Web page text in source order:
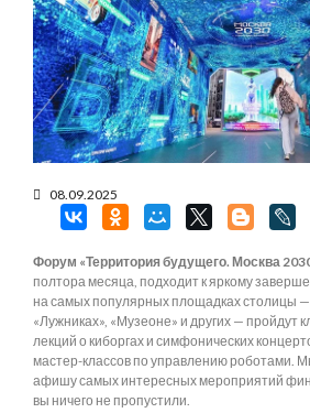
08.09.2025
Форум «Территория будущего. Москва
полтора месяца, подходит к яркому
на самых популярных площадках столицы —
«Лужниках», «Музеоне» и других — пройдут
лекций о киборгах и симфонических
мастер-классов по управлению роботами.
афишу самых интересных мероприятий
вы ничего не пропустили.